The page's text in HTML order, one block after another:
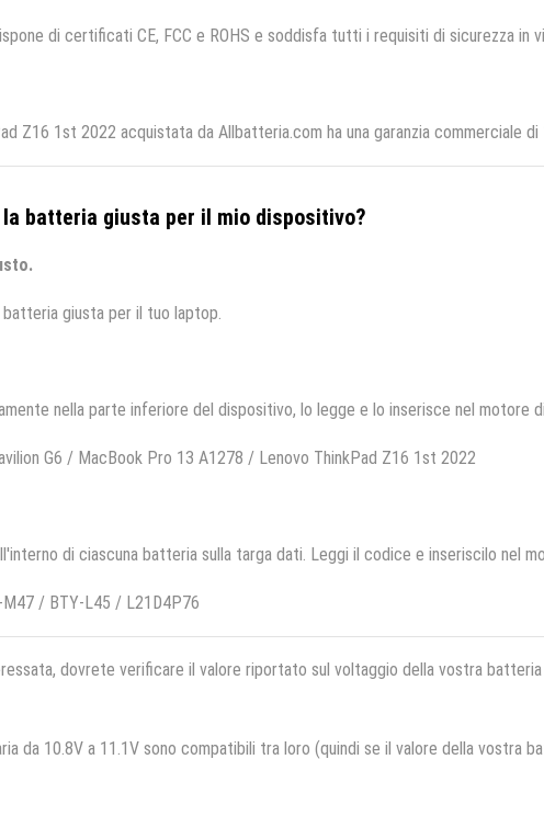
di certificati CE, FCC e ROHS e soddisfa tutti i requisiti di sicurezza in
Z16 1st 2022 acquistata da Allbatteria.com ha una garanzia commerciale
batteria giusta per il mio dispositivo?
giusta per il tuo laptop.
nella parte inferiore del dispositivo, lo legge e lo inserisce nel motore
G6 / MacBook Pro 13 A1278 / Lenovo ThinkPad Z16 1st 2022
di ciascuna batteria sulla targa dati. Leggi il codice e inseriscilo nel
/ BTY-L45 / L21D4P76
dovrete verificare il valore riportato sul voltaggio della vostra
da 10.8V a 11.1V sono compatibili tra loro (quindi se il valore della vostra